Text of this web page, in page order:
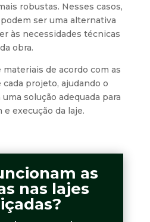
robustas. Nesses casos,
ser uma alternativa
às necessidades técnicas
da obra.
materiais de acordo com as
projeto, ajudando o
solução adequada para
e execução da laje.
as
nas lajes